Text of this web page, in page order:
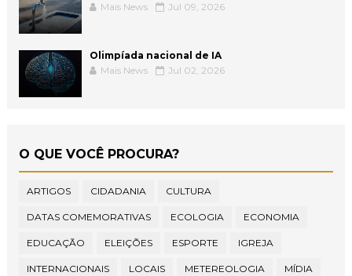
Mais News
Jul 09, 2026
Olimpíada nacional de IA
Mais News
Jul 02, 2026
O QUE VOCÊ PROCURA?
ARTIGOS CIDADANIA CULTURA
DATAS COMEMORATIVAS ECOLOGIA ECONOMIA
EDUCAÇÃO ELEIÇÕES ESPORTE IGREJA
INTERNACIONAIS LOCAIS METEREOLOGIA MÍDIA